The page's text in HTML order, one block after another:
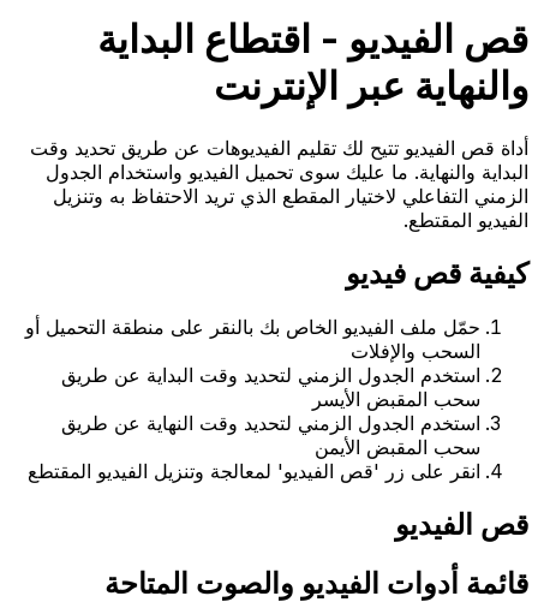
قص الفيديو - اقتطاع البداية
والنهاية عبر الإنترنت
أداة قص الفيديو تتيح لك تقليم الفيديوهات عن طريق تحديد وقت
البداية والنهاية. ما عليك سوى تحميل الفيديو واستخدام الجدول
الزمني التفاعلي لاختيار المقطع الذي تريد الاحتفاظ به وتنزيل
الفيديو المقتطع.
كيفية قص فيديو
حمّل ملف الفيديو الخاص بك بالنقر على منطقة التحميل أو
السحب والإفلات
استخدم الجدول الزمني لتحديد وقت البداية عن طريق
سحب المقبض الأيسر
استخدم الجدول الزمني لتحديد وقت النهاية عن طريق
سحب المقبض الأيمن
انقر على زر 'قص الفيديو' لمعالجة وتنزيل الفيديو المقتطع
قص الفيديو
قائمة أدوات الفيديو والصوت المتاحة